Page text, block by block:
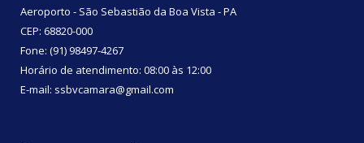
Aeroporto - São Sebastião da Boa Vista - PA
CEP: 68820-000
Fone: (91) 98497-4267
Horário de atendimento: 08:00 às 12:00
E-mail: ssbvcamara@gmail.com